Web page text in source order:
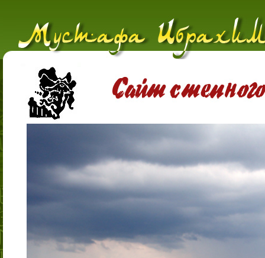
Начало работы в репертуарном
русском театре
07/2023
12/2022